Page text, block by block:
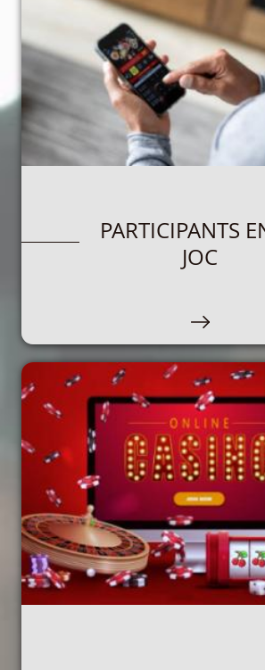
PARTICIPANTS
JOC